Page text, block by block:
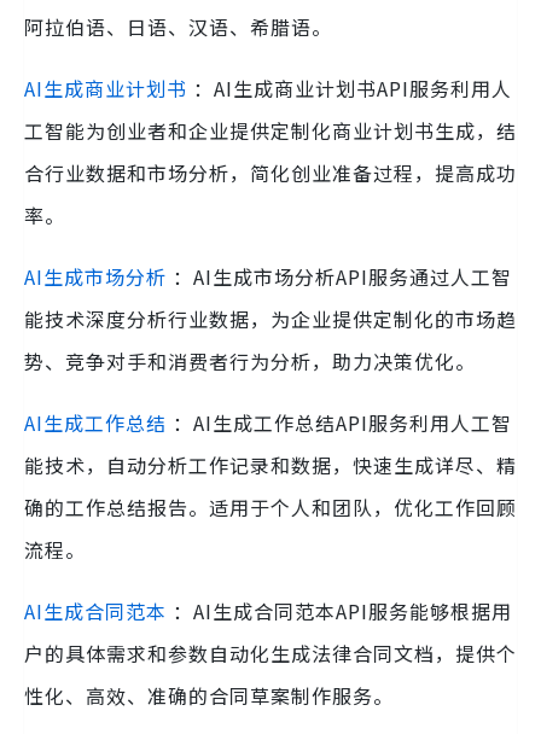
阿拉伯语、日语、汉语、希腊语。
AI生成商业计划书 ：AI生成商业计划书API服务利用人
工智能为创业者和企业提供定制化商业计划书生成，结
合行业数据和市场分析，简化创业准备过程，提高成功
率。
AI生成市场分析 ：AI生成市场分析API服务通过人工智
能技术深度分析行业数据，为企业提供定制化的市场趋
势、竞争对手和消费者行为分析，助力决策优化。
AI生成工作总结 ：AI生成工作总结API服务利用人工智
能技术，自动分析工作记录和数据，快速生成详尽、精
确的工作总结报告。适用于个人和团队，优化工作回顾
流程。
AI生成合同范本 ：AI生成合同范本API服务能够根据用
户的具体需求和参数自动化生成法律合同文档，提供个
性化、高效、准确的合同草案制作服务。